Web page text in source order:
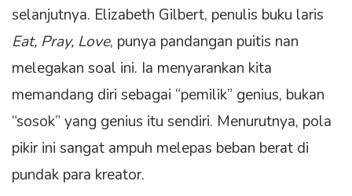
selanjutnya. Elizabeth Gilbert, penulis buku laris
Eat, Pray, Love, punya pandangan puitis nan
melegakan soal ini. Ia menyarankan kita
memandang diri sebagai “pemilik” genius, bukan
“sosok” yang genius itu sendiri. Menurutnya, pola
pikir ini sangat ampuh melepas beban berat di
pundak para kreator.